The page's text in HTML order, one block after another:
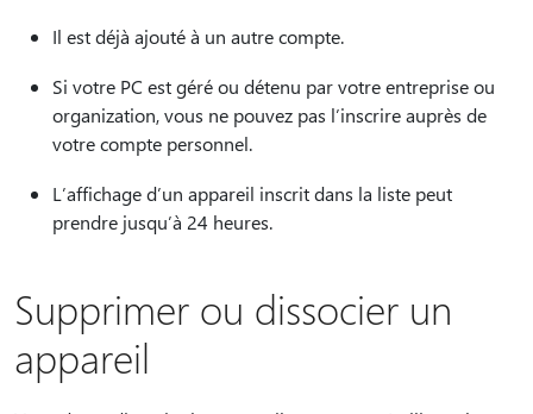
Il est déjà ajouté à un autre compte.
Si votre PC est géré ou détenu par votre entreprise ou
organization, vous ne pouvez pas l’inscrire auprès de
votre compte personnel.
L’affichage d’un appareil inscrit dans la liste peut
prendre jusqu’à 24 heures.
Supprimer ou dissocier un
appareil